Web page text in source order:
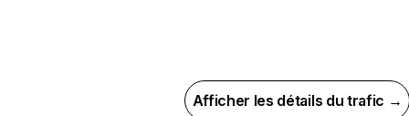
Afficher les détails du trafic →